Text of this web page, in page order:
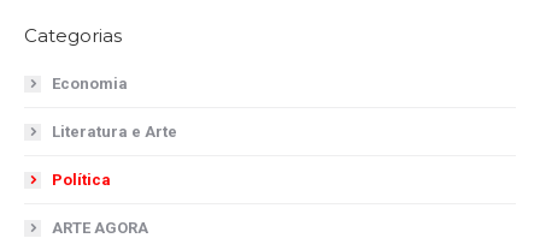
Categorias
Economia
Literatura e Arte
Política
ARTE AGORA